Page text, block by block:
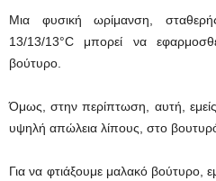
Μια φυσική ωρίμανση,
13/13/13°C μπορεί να
βούτυρο.
Όμως, στην περίπτωση, αυτή,
υψηλή απώλεια λίπους, στο
Για να φτιάξουμε μαλακό βούτυρο,